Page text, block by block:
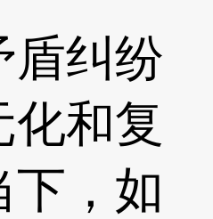
盾纠纷
化和复
下，如